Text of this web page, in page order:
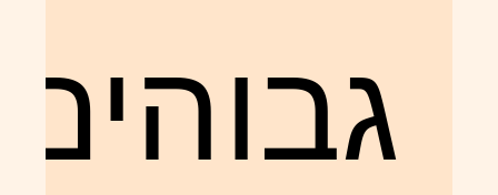
גבוהים